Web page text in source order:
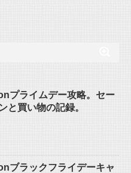
プライムデー攻略。セー
と買い物の記録。
ブラックフライデーキャ